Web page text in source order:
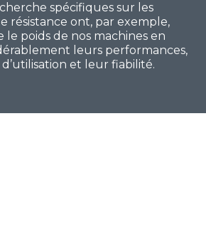
spécifiques sur les
résistance ont, par exemple,
le poids de nos machines en
leurs performances,
et leur fiabilité.